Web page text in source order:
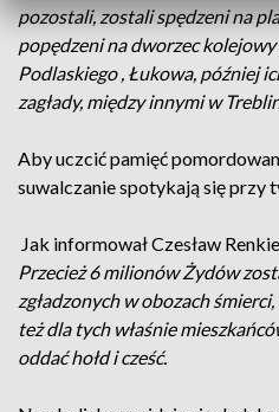
pozostali, zostali spędzeni na
popędzeni na dworzec
Podlaskiego , Łukowa, później
zagłady, między innymi w
Aby uczcić pamięć
suwalczanie spotykają się przy
Jak informował Czesław
Przecież 6 milionów Żydów
zgładzonych w obozach
też dla tych właśnie
oddać hołd i cześć.